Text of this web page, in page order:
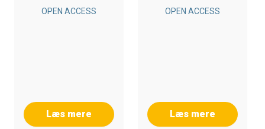
OPEN ACCESS
Læs mere
OPEN ACCESS
Læs mere